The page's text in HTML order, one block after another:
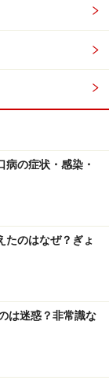
病の症状・感染・
たのはなぜ？ぎょ
は迷惑？非常識な